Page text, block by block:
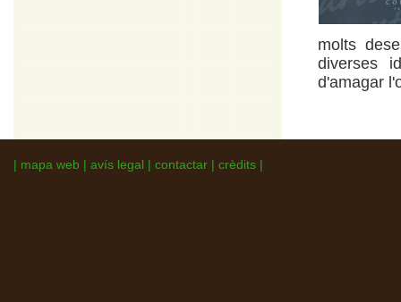
molts
diverses
d'amagar
| mapa web | avís legal | contactar | crèdits |